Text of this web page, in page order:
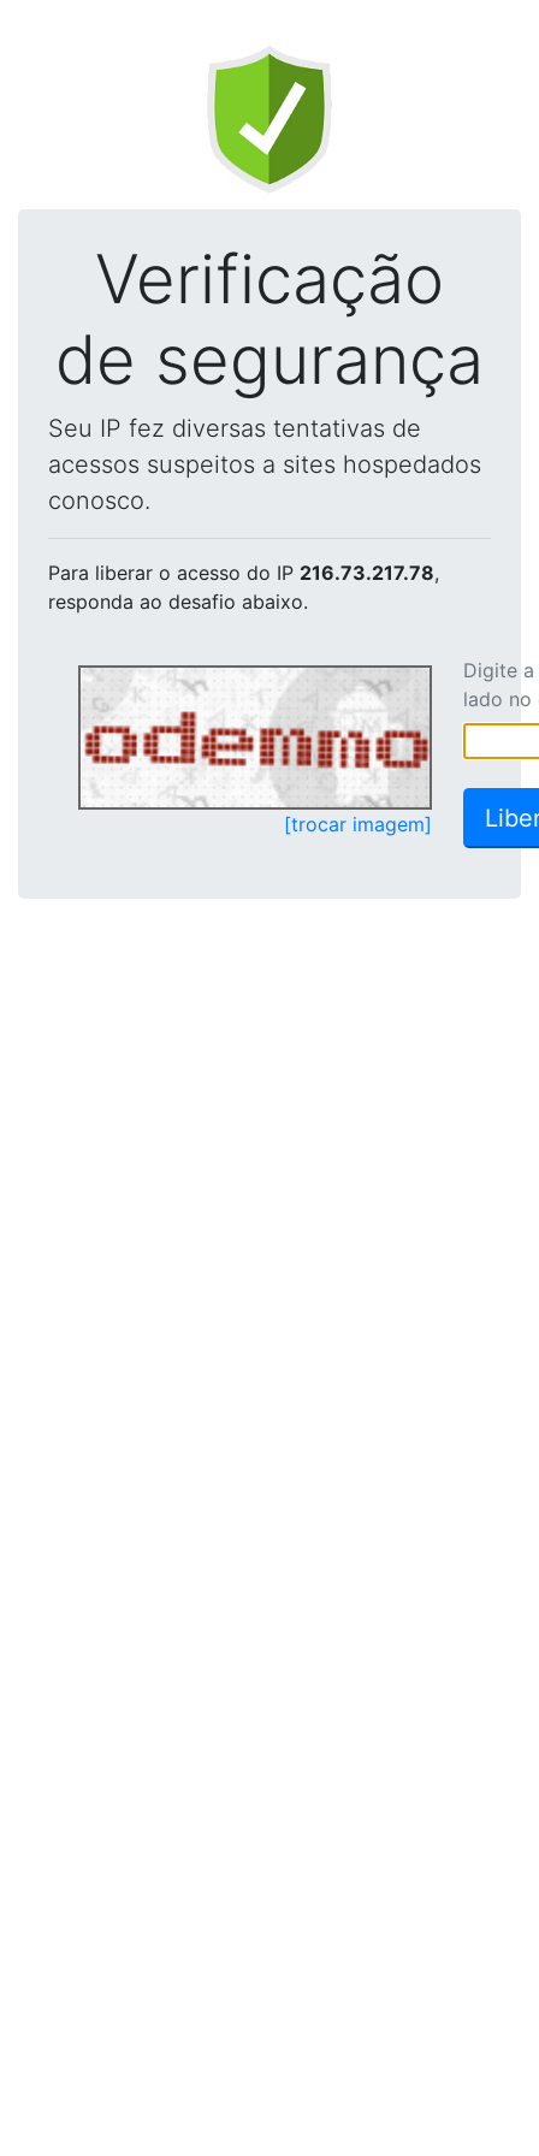
Verificação
de segurança
Seu IP fez diversas tentativas de
acessos suspeitos a sites hospedados
conosco.
Para liberar o acesso do IP 216.73.217.78,
responda ao desafio abaixo.
[trocar imagem]
Digite
lado no